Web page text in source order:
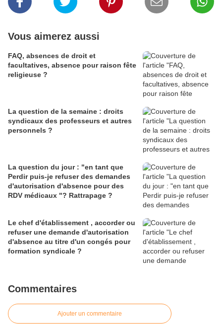
Vous aimerez aussi
FAQ, absences de droit et
facultatives, absence pour raison fête
religieuse ?
La question de la semaine : droits
syndicaux des professeurs et autres
personnels ?
La question du jour : "en tant que
Perdir puis-je refuser des demandes
d'autorisation d'absence pour des
RDV médicaux "? Rattrapage ?
Le chef d'établissement , accorder ou
refuser une demande d'autorisation
d'absence au titre d'un congés pour
formation syndicale ?
Commentaires
Ajouter un commentaire